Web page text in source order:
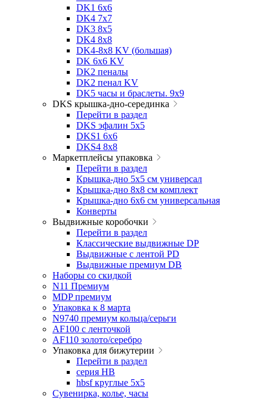
DK1 6x6
DK4 7х7
DK3 8x5
DK4 8x8
DK4-8x8 KV (большая)
DK 6х6 KV
DK2 пеналы
DK2 пенал KV
DK5 часы и браслеты. 9x9
DKS крышка-дно-серединка
Перейти в раздел
DKS эфалин 5x5
DKS1 6x6
DKS4 8x8
Маркетплейсы упаковка
Перейти в раздел
Крышка-дно 5x5 см универсал
Крышка-дно 8x8 см комплект
Крышка-дно 6x6 см универсальная
Конверты
Выдвижные коробочки
Перейти в раздел
Классические выдвижные DP
Выдвижные с лентой PD
Выдвижные премиум DB
Наборы со скидкой
N11 Премиум
MDP премиум
Упаковка к 8 марта
N9740 премиум кольца/серьги
AF100 с ленточкой
AF110 золото/серебро
Упаковка для бижутерии
Перейти в раздел
серия HB
hbsf круглые 5x5
Сувенирка, колье, часы